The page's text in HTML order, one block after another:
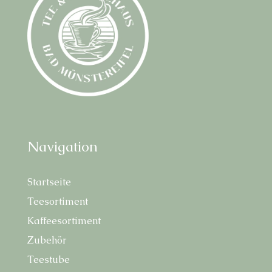
Navi­ga­ti­on
Start­sei­te
Tee­sor­ti­ment
Kaf­fee­sor­ti­ment
Zube­hör
Tee­stu­be